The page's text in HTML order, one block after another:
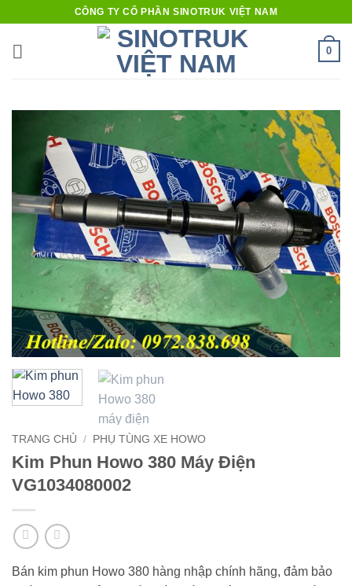
nội
CÔNG TY CỔ PHẦN SINOTRUK VIỆT NAM
0
TRANG CHỦ / PHỤ TÙNG XE HOWO
Kim Phun Howo 380 Máy Điện
VG1034080002
Bán kim phun Howo 380 hàng nhập chính hãng, đảm bảo